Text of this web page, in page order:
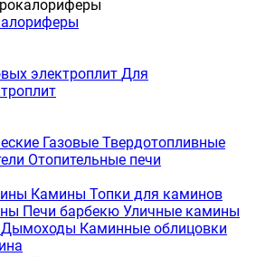
электроплит Для
Газовые Твердотопливные
Отопительные печи
Камины Топки для каминов
Печи барбекю Уличные камины
Дымоходы Каминные облицовки